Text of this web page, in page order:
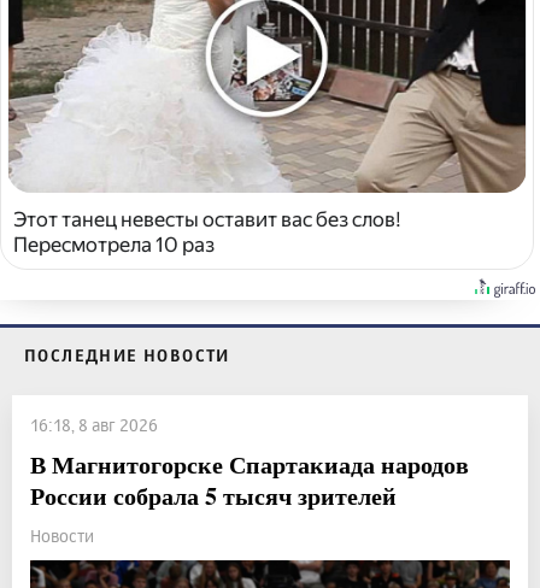
Этот танец невесты оставит вас без слов!
Пересмотрела 10 раз
ПОСЛЕДНИЕ НОВОСТИ
16:18, 8 авг 2026
В Магнитогорске Спартакиада народов
России собрала 5 тысяч зрителей
Новости